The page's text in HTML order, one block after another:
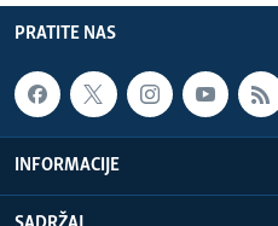
PRATITE NAS
INFORMACIJE